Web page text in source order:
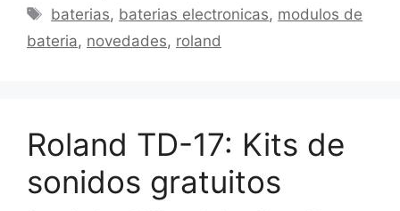
Etiquetas
baterias, baterias electronicas, modulos de
bateria, novedades, roland
Roland TD-17: Kits de
sonidos gratuitos